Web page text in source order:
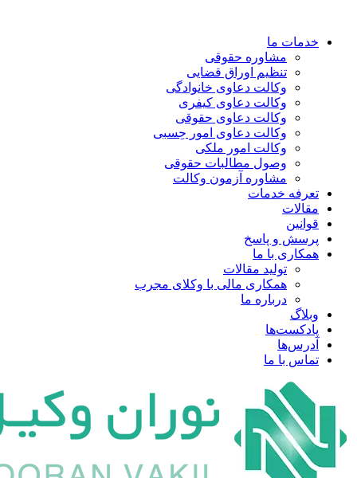
خدمات ما
مشاوره حقوقی
تنظیم اوراق قضایی
وکالت دعاوی خانوادگی
وکالت دعاوی کیفری
وکالت دعاوی حقوقی
وکالت دعاوی امور حِسبی
وکالت امور ملکی
وصول مطالبات حقوقی
مشاوره آزمون وکالت
تعرفه خدمات
مقالات
قوانین
پرسش و پاسخ
همکاری با ما
تولید مقالات
همکاری مالی با وکلای مجرب
درباره ما
وبلاگ
پادکست‌ها
آدرس‌ها
تماس با ما